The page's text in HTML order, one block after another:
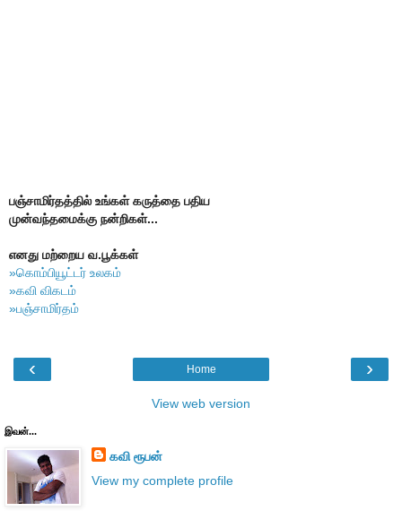
பஞ்சாமிர்தத்தில் உங்கள் கருத்தை பதிய
முன்வந்தமைக்கு நன்றிகள்...
எனது மற்றைய வ.பூக்கள்
»கொம்பியூட்டர் உலகம்
»கவி விகடம்
»பஞ்சாமிர்தம்
‹ ›
Home
View web version
இவன்...
கவி ரூபன்
View my complete profile